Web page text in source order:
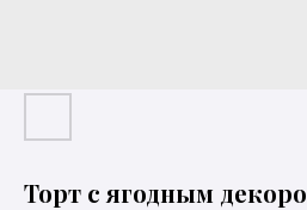
Торт с ягодным